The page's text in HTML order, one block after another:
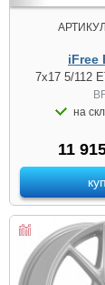
iFree
7x17 5/112
на
11